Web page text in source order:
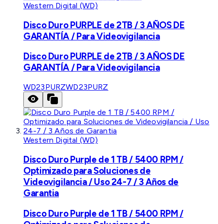
Western Digital (WD)
Disco Duro PURPLE de 2TB / 3 AÑOS DE
GARANTÍA / Para Videovigilancia
Disco Duro PURPLE de 2TB / 3 AÑOS DE
GARANTÍA / Para Videovigilancia
WD23PURZWD23PURZ
Western Digital (WD)
Disco Duro Purple de 1 TB / 5400 RPM /
Optimizado para Soluciones de
Videovigilancia / Uso 24-7 / 3 Años de
Garantia
Disco Duro Purple de 1 TB / 5400 RPM /